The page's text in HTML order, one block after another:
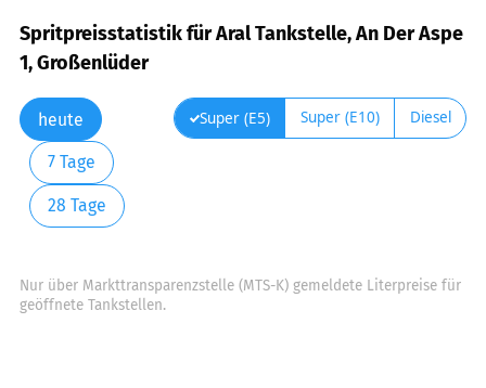
Spritpreisstatistik für Aral Tankstelle, An Der Aspe
1, Großenlüder
heute
7 Tage
28 Tage
Super (E5) Super (E10) Diesel
Nur über Markttransparenzstelle (MTS-K) gemeldete Literpreise für
geöffnete Tankstellen.